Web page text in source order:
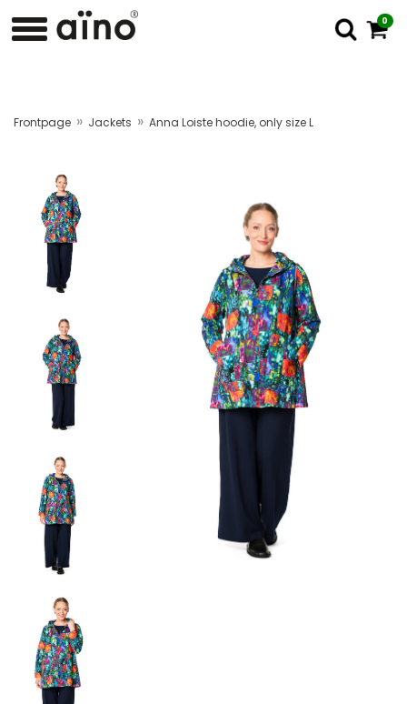
0
Frontpage » Jackets » Anna Loiste hoodie, only size L